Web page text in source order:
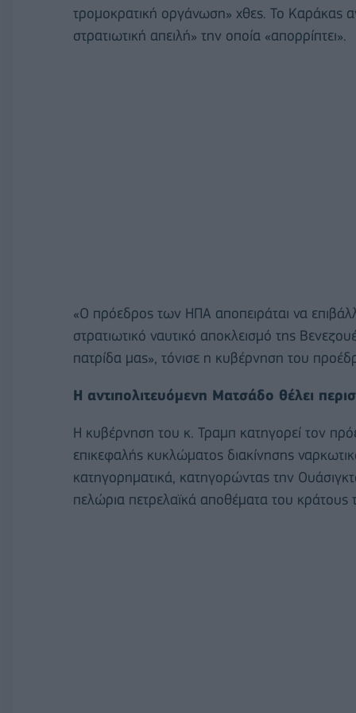
τρομοκρατική οργάνωση» χθες. Το Καράκας
στρατιωτική απειλή» την οποία «απορρίπτει».
«Ο πρόεδρος των ΗΠΑ αποπειράται να
στρατιωτικό ναυτικό αποκλεισμό της
πατρίδα μας», τόνισε η κυβέρνηση του
Η αντιπολιτευόμενη Ματσάδο θέλει
Η κυβέρνηση του κ. Τραμπ κατηγορεί τον
επικεφαλής κυκλώματος διακίνησης
κατηγορηματικά, κατηγορώντας την
πελώρια πετρελαϊκά αποθέματα του κράτους